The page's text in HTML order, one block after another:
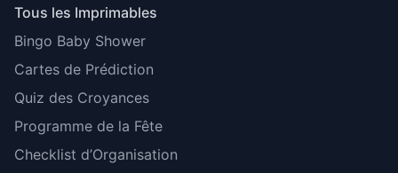
Tous les Imprimables
Bingo Baby Shower
Cartes de Prédiction
Quiz des Croyances
Programme de la Fête
Checklist d’Organisation